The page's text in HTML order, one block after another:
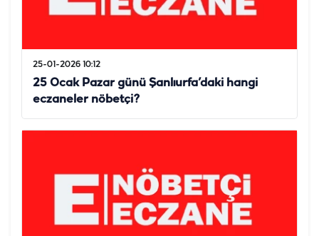
25-01-2026 10:12
25 Ocak Pazar günü Şanlıurfa’daki hangi
eczaneler nöbetçi?